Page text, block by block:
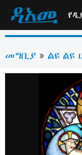
መግቢያ » ልዩ ልዩ